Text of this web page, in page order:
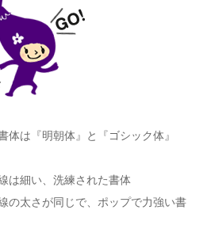
体は『明朝体』と『ゴシック体』
は細い、洗練された書体
の太さが同じで、ポップで力強い書